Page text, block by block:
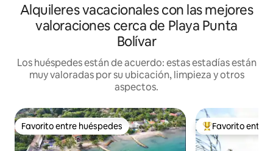
Alquileres vacacionales con las mejores
valoraciones cerca de Playa Punta
Bolívar
Los huéspedes están de acuerdo: estas estadías están
muy valoradas por su ubicación, limpieza y otros
aspectos.
Favorito entre huéspedes
Favorito entre huéspedes Favorito entre
Favorito entre